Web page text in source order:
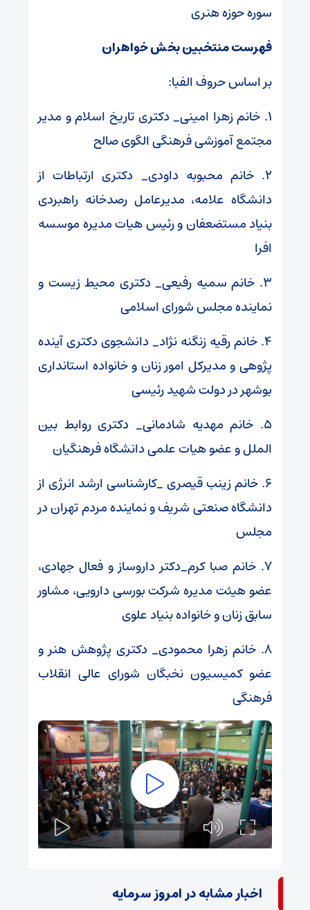
سوره حوزه هنری
فهرست منتخبین بخش خواهران
بر اساس حروف الفبا:
۱. خانم زهرا امینی_ دکتری تاریخ اسلام و مدیر
مجتمع آموزشی فرهنگی الگوی صالح
۲. خانم محبوبه داودی_ دکتری ارتباطات از
دانشگاه علامه، مدیرعامل رصدخانه راهبردی
بنیاد مستضعفان و رئیس هیات مدیره موسسه
افرا
۳. خانم سمیه رفیعی_ دکتری محیط زیست و
نماینده مجلس شورای اسلامی
۴. خانم رقیه زنگنه نژاد_ دانشجوی دکتری آینده
پژوهی و مدیرکل امور زنان و خانواده استانداری
بوشهر در دولت شهید رئیسی
۵. خانم مهدیه شادمانی_ دکتری روابط بین
الملل و عضو هیات علمی دانشگاه فرهنگیان
۶. خانم زینب قیصری _کارشناسی ارشد انرژی از
دانشگاه صنعتی شریف و نماینده مردم تهران در
مجلس
۷. خانم صبا کرم_دکتر داروساز و فعال جهادی،
عضو هیئت مدیره شرکت بورسی دارویی، مشاور
سابق زنان و خانواده بنیاد علوی
۸. خانم زهرا محمودی_ دکتری پژوهش هنر و
عضو کمیسیون نخبگان شورای عالی انقلاب
فرهنگی
اخبار مشابه در امروز سرمایه